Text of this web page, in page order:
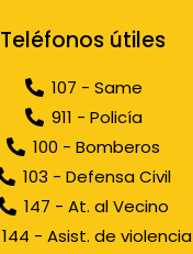
Teléfonos útiles
107 - Same
911 - Policía
100 - Bomberos
103 - Defensa Civil
147 - At. al Vecino
144 - Asist. de violencia